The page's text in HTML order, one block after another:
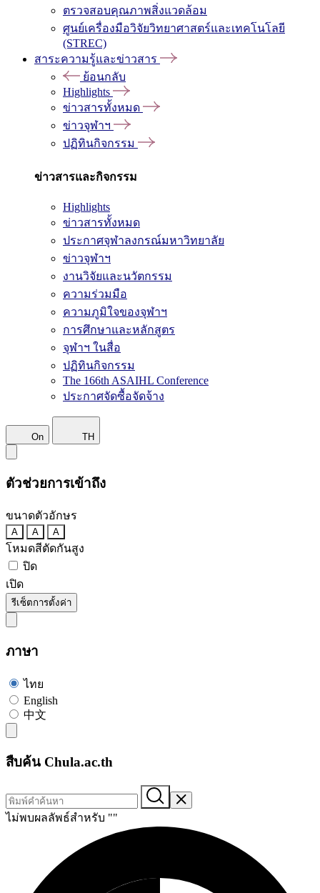
ตรวจสอบคุณภาพสิ่งแวดล้อม
ศูนย์เครื่องมือวิจัยวิทยาศาสตร์และเทคโนโลยี
(STREC)
สาระความรู้และข่าวสาร
ย้อนกลับ
Highlights
ข่าวสารทั้งหมด
ข่าวจุฬาฯ
ปฏิทินกิจกรรม
ข่าวสารและกิจกรรม
Highlights
ข่าวสารทั้งหมด
ประกาศจุฬาลงกรณ์มหาวิทยาลัย
ข่าวจุฬาฯ
งานวิจัยและนวัตกรรม
ความร่วมมือ
ความภูมิใจของจุฬาฯ
การศึกษาและหลักสูตร
จุฬาฯ ในสื่อ
ปฏิทินกิจกรรม
The 166th ASAIHL Conference
ประกาศจัดซื้อจัดจ้าง
On TH
ตัวช่วยการเข้าถึง
ขนาดตัวอักษร
A A A
โหมดสีตัดกันสูง
ปิด
เปิด
รีเซ็ตการตั้งค่า
ภาษา
ไทย
English
中文
สืบค้น Chula.ac.th
ไม่พบผลลัพธ์สำหรับ ""